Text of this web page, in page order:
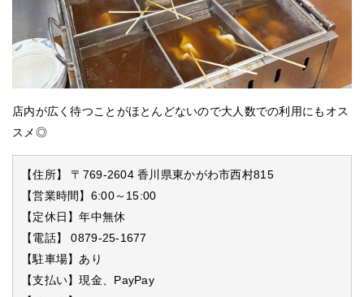
店内が広く待つことがほとんどないので大人数での利用にもオス
スメ◎
【住所】 〒769-2604 香川県東かがわ市西村815
【営業時間】6:00～15:00
【定休日】年中無休
【電話】 0879-25-1677
【駐車場】あり
【支払い】現金、PayPay